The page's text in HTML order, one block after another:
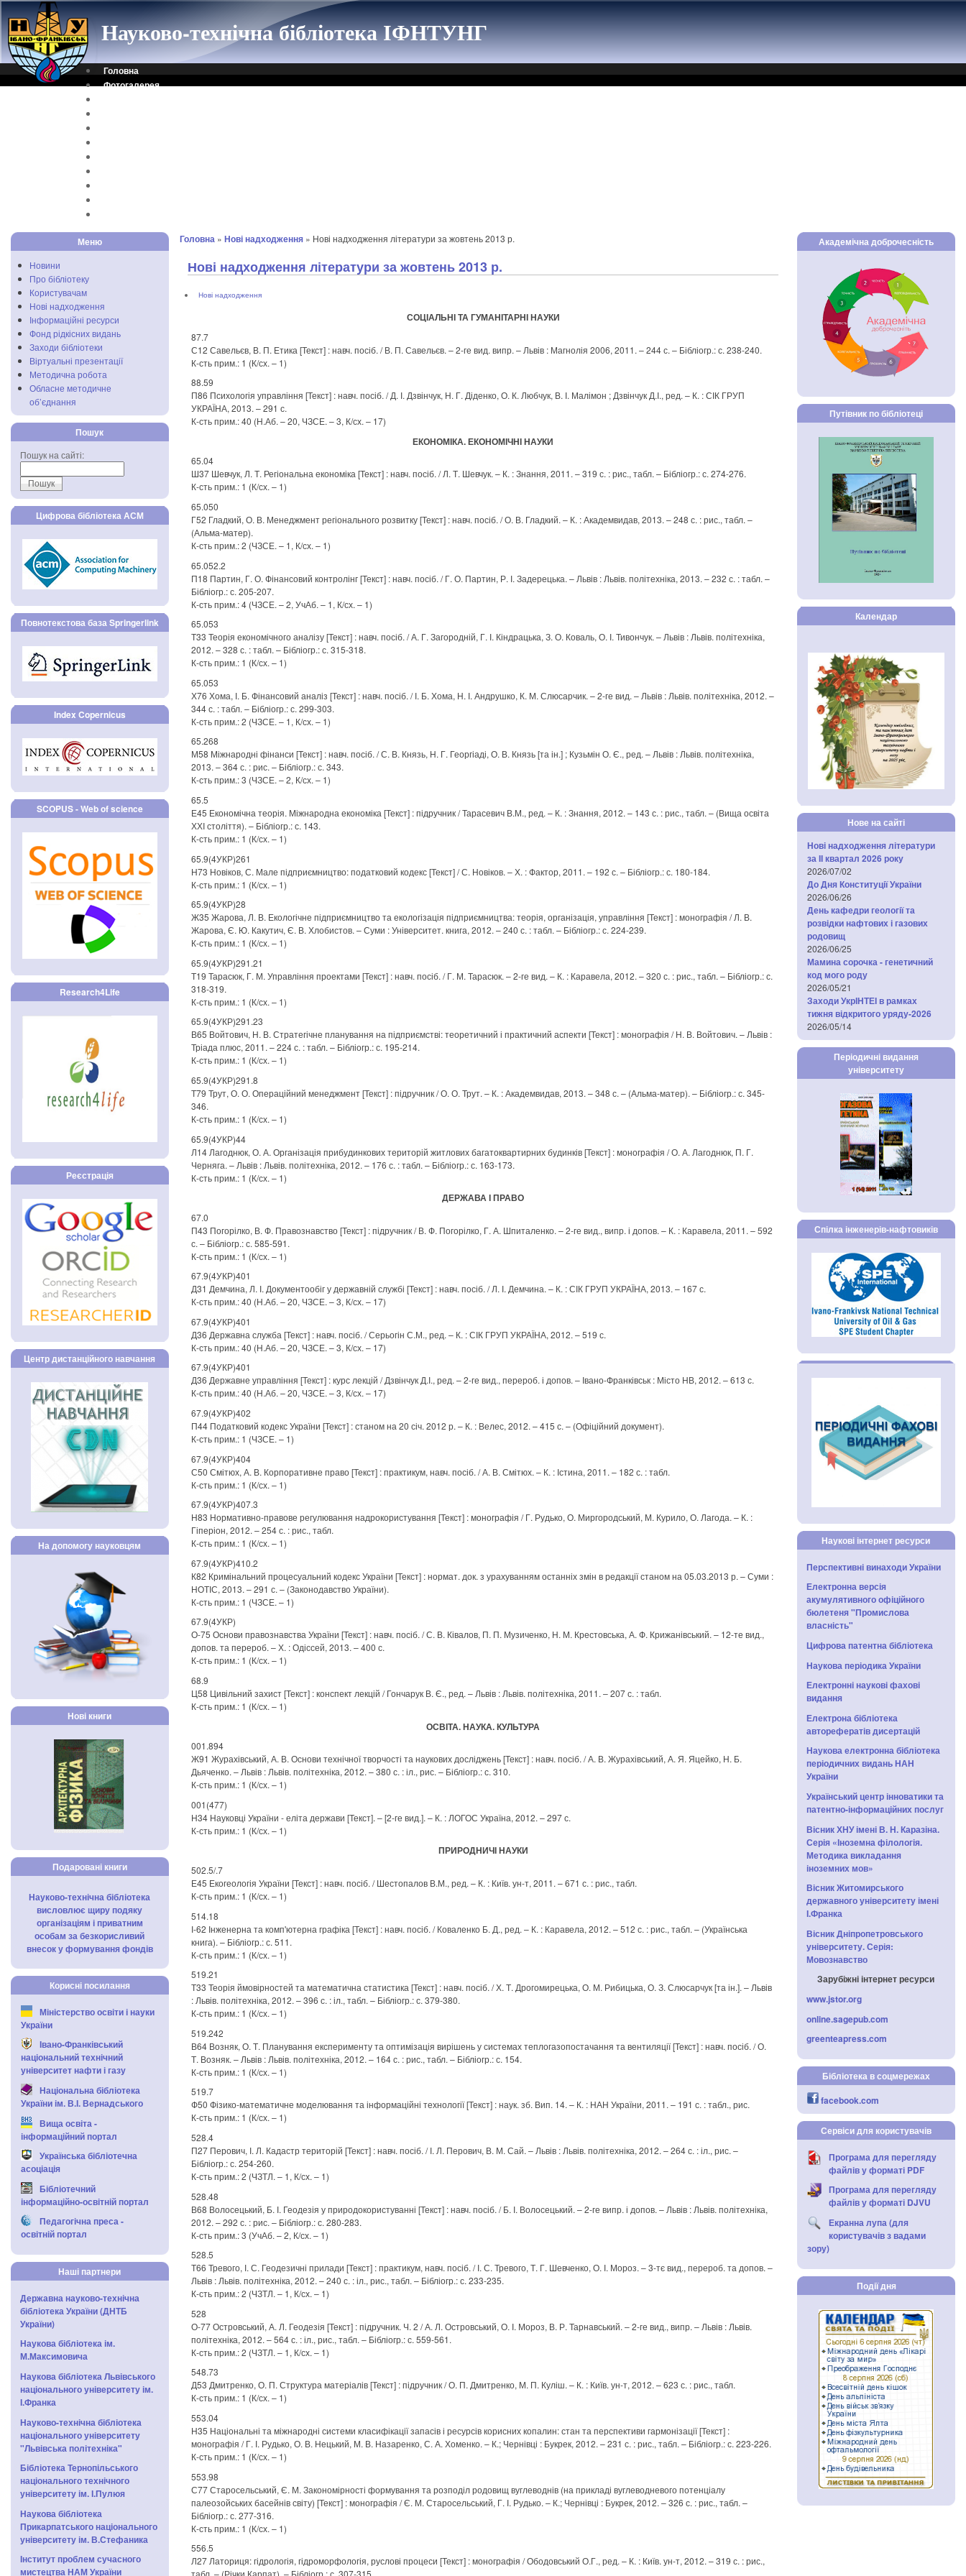
Науково-технічна бібліотека ІФНТУНГ
Головна
Фотогалерея
Меню
Новини
Про бібліотеку
Користувачам
Нові надходження
Інформаційні ресурси
Фонд рідкісних видань
Заходи бібліотеки
Віртуальні презентації
Методична робота
Обласне методичне
об’єднання
Пошук
Пошук на сайті:
Цифрова бібліотека АСМ
Повнотекстова база Springerlink
Index Copernicus
SCOPUS - Web of science
Research4Life
Реєстрація
Центр дистанційного навчання
На допомогу науковцям
Нові книги
Подаровані книги
Науково-технічна бібліотека
висловлює щиру подяку
організаціям і приватним
особам за безкорисливий
внесок у формування фондів
Корисні посилання
Міністерство освіти і науки
України
Івано-Франківський
національний технічний
університет нафти і газу
Національна бібліотека
України ім. В.І. Вернадського
Вища освіта -
інформаційний портал
Українська бібліотечна
асоціація
Бібліотечний
інформаційно-освітній портал
Педагогічна преса -
освітній портал
Наші партнери
Державна науково-технічна
бібліотека України (ДНТБ
України)
Наукова бібліотека ім.
М.Максимовича
Наукова бібліотека Львівського
національного університету ім.
І.Франка
Науково-технічна бібліотека
національного університету
"Львівська політехніка"
Бібліотека Тернопільського
національного технічного
університету ім. І.Пулюя
Наукова бібліотека
Прикарпатського національного
університету ім. В.Стефаника
Інститут проблем сучасного
мистецтва НАМ України
Головна » Нові надходження » Нові надходження літератури за жовтень 2013 р.
Нові надходження літератури за жовтень 2013 р.
Нові надходження
СОЦІАЛЬНІ ТА ГУМАНІТАРНІ НАУКИ
87.7
С12 Савельєв, В. П. Етика [Текст] : навч. посіб. / В. П. Савельєв. – 2-ге вид. випр. – Львів : Магнолія 2006, 2011. – 244 с. – Бібліогр.: с. 238-240.
К-сть прим.: 1 (К/сх. – 1)
88.59
П86 Психологія управління [Текст] : навч. посіб. / Д. І. Дзвінчук, Н. Г. Діденко, О. К. Любчук, В. І. Малімон ; Дзвінчук Д.І., ред. – К. : СІК ГРУП
УКРАЇНА, 2013. – 291 с.
К-сть прим.: 40 (Н.Аб. – 20, ЧЗСЕ. – 3, К/сх. – 17)
ЕКОНОМІКА. ЕКОНОМІЧНІ НАУКИ
65.04
Ш37 Шевчук, Л. Т. Регіональна економіка [Текст] : навч. посіб. / Л. Т. Шевчук. – К. : Знання, 2011. – 319 с. : рис., табл. – Бібліогр.: с. 274-276.
К-сть прим.: 1 (К/сх. – 1)
65.050
Г52 Гладкий, О. В. Менеджмент регіонального розвитку [Текст] : навч. посіб. / О. В. Гладкий. – К. : Академвидав, 2013. – 248 с. : рис., табл. –
(Альма-матер).
К-сть прим.: 2 (ЧЗСЕ. – 1, К/сх. – 1)
65.052.2
П18 Партин, Г. О. Фінансовий контролінг [Текст] : навч. посіб. / Г. О. Партин, Р. І. Задерецька. – Львів : Львів. політехніка, 2013. – 232 с. : табл. –
Бібліогр.: с. 205-207.
К-сть прим.: 4 (ЧЗСЕ. – 2, УчАб. – 1, К/сх. – 1)
65.053
Т33 Теорія економічного аналізу [Текст] : навч. посіб. / А. Г. Загородній, Г. І. Кіндрацька, З. О. Коваль, О. І. Тивончук. – Львів : Львів. політехніка,
2012. – 328 с. : табл. – Бібліогр.: с. 315-318.
К-сть прим.: 1 (К/сх. – 1)
65.053
Х76 Хома, І. Б. Фінансовий аналіз [Текст] : навч. посіб. / І. Б. Хома, Н. І. Андрушко, К. М. Слюсарчик. – 2-ге вид. – Львів : Львів. політехніка, 2012. –
344 с. : табл. – Бібліогр.: с. 299-303.
К-сть прим.: 2 (ЧЗСЕ. – 1, К/сх. – 1)
65.268
М58 Міжнародні фінанси [Текст] : навч. посіб. / С. В. Князь, Н. Г. Георгіаді, О. В. Князь [та ін.] ; Кузьмін О. Є., ред. – Львів : Львів. політехніка,
2013. – 364 с. : рис. – Бібліогр.: с. 343.
К-сть прим.: 3 (ЧЗСЕ. – 2, К/сх. – 1)
65.5
Е45 Економічна теорія. Міжнародна економіка [Текст] : підручник / Тарасевич В.М., ред. – К. : Знання, 2012. – 143 с. : рис., табл. – (Вища освіта
ХХI століття). – Бібліогр.: с. 143.
К-сть прим.: 1 (К/сх. – 1)
65.9(4УКР)261
Н73 Новіков, С. Мале підприємництво: податковий кодекс [Текст] / С. Новіков. – Х. : Фактор, 2011. – 192 с. – Бібліогр.: с. 180-184.
К-сть прим.: 1 (К/сх. – 1)
65.9(4УКР)28
Ж35 Жарова, Л. В. Екологічне підприємництво та екологізація підприємництва: теорія, організація, управління [Текст] : монографія / Л. В.
Жарова, Є. Ю. Какутич, Є. В. Хлобистов. – Суми : Університет. книга, 2012. – 240 с. : табл. – Бібліогр.: с. 224-239.
К-сть прим.: 1 (К/сх. – 1)
65.9(4УКР)291.21
Т19 Тарасюк, Г. М. Управління проектами [Текст] : навч. посіб. / Г. М. Тарасюк. – 2-ге вид. – К. : Каравела, 2012. – 320 с. : рис., табл. – Бібліогр.: с.
318-319.
К-сть прим.: 1 (К/сх. – 1)
65.9(4УКР)291.23
В65 Войтович, Н. В. Стратегічне планування на підприємстві: теоретичний і практичний аспекти [Текст] : монографія / Н. В. Войтович. – Львів :
Тріада плюс, 2011. – 224 с. : табл. – Бібліогр.: с. 195-214.
К-сть прим.: 1 (К/сх. – 1)
65.9(4УКР)291.8
Т79 Трут, О. О. Операційний менеджмент [Текст] : підручник / О. О. Трут. – К. : Академвидав, 2013. – 348 с. – (Альма-матер). – Бібліогр.: с. 345-
346.
К-сть прим.: 1 (К/сх. – 1)
65.9(4УКР)44
Л14 Лагоднюк, О. А. Організація прибудинкових територій житлових багатоквартирних будинків [Текст] : монографія / О. А. Лагоднюк, П. Г.
Черняга. – Львів : Львів. політехніка, 2012. – 176 с. : табл. – Бібліогр.: с. 163-173.
К-сть прим.: 1 (К/сх. – 1)
ДЕРЖАВА І ПРАВО
67.0
П43 Погорілко, В. Ф. Правознавство [Текст] : підручник / В. Ф. Погорілко, Г. А. Шпиталенко. – 2-ге вид., випр. і допов. – К. : Каравела, 2011. – 592
с. – Бібліогр.: с. 585-591.
К-сть прим.: 1 (К/сх. – 1)
67.9(4УКР)401
Д31 Демчина, Л. І. Документообіг у державній службі [Текст] : навч. посіб. / Л. І. Демчина. – К. : СІК ГРУП УКРАЇНА, 2013. – 167 с.
К-сть прим.: 40 (Н.Аб. – 20, ЧЗСЕ. – 3, К/сх. – 17)
67.9(4УКР)401
Д36 Державна служба [Текст] : навч. посіб. / Серьогін С.М., ред. – К. : СІК ГРУП УКРАЇНА, 2012. – 519 с.
К-сть прим.: 40 (Н.Аб. – 20, ЧЗСЕ. – 3, К/сх. – 17)
67.9(4УКР)401
Д36 Державне управління [Текст] : курс лекцій / Дзвінчук Д.І., ред. – 2-ге вид., перероб. і допов. – Івано-Франківськ : Місто НВ, 2012. – 613 с.
К-сть прим.: 40 (Н.Аб. – 20, ЧЗСЕ. – 3, К/сх. – 17)
67.9(4УКР)402
П44 Податковий кодекс України [Текст] : станом на 20 січ. 2012 р. – К. : Велес, 2012. – 415 с. – (Офіційний документ).
К-сть прим.: 1 (ЧЗСЕ. – 1)
67.9(4УКР)404
С50 Смітюх, А. В. Корпоративне право [Текст] : практикум, навч. посіб. / А. В. Смітюх. – К. : Істина, 2011. – 182 с. : табл.
К-сть прим.: 1 (К/сх. – 1)
67.9(4УКР)407.3
Н83 Нормативно-правове регулювання надрокористування [Текст] : монографія / Г. Рудько, О. Миргородський, М. Курило, О. Лагода. – К. :
Гіперіон, 2012. – 254 с. : рис., табл.
К-сть прим.: 1 (К/сх. – 1)
67.9(4УКР)410.2
К82 Кримінальний процесуальний кодекс України [Текст] : нормат. док. з урахуванням останніх змін в редакції станом на 05.03.2013 р. – Суми :
НОТІС, 2013. – 291 с. – (Законодавство України).
К-сть прим.: 1 (ЧЗСЕ. – 1)
67.9(4УКР)
О-75 Основи правознавства України [Текст] : навч. посіб. / С. В. Ківалов, П. П. Музиченко, Н. М. Крестовська, А. Ф. Крижанівський. – 12-те вид.,
допов. та перероб. – Х. : Одіссей, 2013. – 400 с.
К-сть прим.: 1 (К/сх. – 1)
68.9
Ц58 Цивільний захист [Текст] : конспект лекцій / Гончарук В. Є., ред. – Львів : Львів. політехніка, 2011. – 207 с. : табл.
К-сть прим.: 1 (К/сх. – 1)
ОСВІТА. НАУКА. КУЛЬТУРА
001.894
Ж91 Журахівський, А. В. Основи технічної творчості та наукових досліджень [Текст] : навч. посіб. / А. В. Журахівський, А. Я. Яцейко, Н. Б.
Дьяченко. – Львів : Львів. політехніка, 2012. – 380 с. : іл., рис. – Бібліогр.: с. 310.
К-сть прим.: 1 (К/сх. – 1)
001(477)
Н34 Науковці України - еліта держави [Текст]. – [2-ге вид.]. – К. : ЛОГОС Україна, 2012. – 297 с.
К-сть прим.: 1 (К/сх. – 1)
ПРИРОДНИЧІ НАУКИ
502.5/.7
Е45 Екогеологія України [Текст] : навч. посіб. / Шестопалов В.М., ред. – К. : Київ. ун-т, 2011. – 671 с. : рис., табл.
К-сть прим.: 1 (К/сх. – 1)
514.18
І-62 Інженерна та комп'ютерна графіка [Текст] : навч. посіб. / Коваленко Б. Д., ред. – К. : Каравела, 2012. – 512 с. : рис., табл. – (Українська
книга). – Бібліогр.: с. 511.
К-сть прим.: 1 (К/сх. – 1)
519.21
Т33 Теорія ймовірностей та математична статистика [Текст] : навч. посіб. / Х. Т. Дрогомирецька, О. М. Рибицька, О. З. Слюсарчук [та ін.]. – Львів
: Львів. політехніка, 2012. – 396 с. : іл., табл. – Бібліогр.: с. 379-380.
К-сть прим.: 1 (К/сх. – 1)
519.242
В64 Возняк, О. Т. Планування експерименту та оптимізація вирішень у системах теплогазопостачання та вентиляції [Текст] : навч. посіб. / О.
Т. Возняк. – Львів : Львів. політехніка, 2012. – 164 с. : рис., табл. – Бібліогр.: с. 154.
К-сть прим.: 1 (К/сх. – 1)
519.7
Ф50 Фізико-математичне моделювання та інформаційні технології [Текст] : наук. зб. Вип. 14. – К. : НАН України, 2011. – 191 с. : табл., рис.
К-сть прим.: 1 (К/сх. – 1)
528.4
П27 Перович, І. Л. Кадастр територій [Текст] : навч. посіб. / І. Л. Перович, В. М. Сай. – Львів : Львів. політехніка, 2012. – 264 с. : іл., рис. –
Бібліогр.: с. 254-260.
К-сть прим.: 2 (ЧЗТЛ. – 1, К/сх. – 1)
528.48
В68 Волосецький, Б. І. Геодезія у природокористуванні [Текст] : навч. посіб. / Б. І. Волосецький. – 2-ге випр. і допов. – Львів : Львів. політехніка,
2012. – 292 с. : рис. – Бібліогр.: с. 280-283.
К-сть прим.: 3 (УчАб. – 2, К/сх. – 1)
528.5
Т66 Тревого, І. С. Геодезичні прилади [Текст] : практикум, навч. посіб. / І. С. Тревого, Т. Г. Шевченко, О. І. Мороз. – 3-тє вид., перероб. та допов. –
Львів : Львів. політехніка, 2012. – 240 с. : іл., рис., табл. – Бібліогр.: с. 233-235.
К-сть прим.: 2 (ЧЗТЛ. – 1, К/сх. – 1)
528
О-77 Островський, А. Л. Геодезія [Текст] : підручник. Ч. 2 / А. Л. Островський, О. І. Мороз, В. Р. Тарнавський. – 2-ге вид., випр. – Львів : Львів.
політехніка, 2012. – 564 с. : іл., рис., табл. – Бібліогр.: с. 559-561.
К-сть прим.: 2 (ЧЗТЛ. – 1, К/сх. – 1)
548.73
Д53 Дмитренко, О. П. Структура матеріалів [Текст] : підручник / О. П. Дмитренко, М. П. Куліш. – К. : Київ. ун-т, 2012. – 623 с. : рис., табл.
К-сть прим.: 1 (К/сх. – 1)
553.04
Н35 Національні та міжнародні системи класифікації запасів і ресурсів корисних копалин: стан та перспективи гармонізації [Текст] :
монографія / Г. І. Рудько, О. В. Нецький, М. В. Назаренко, С. А. Хоменко. – К.; Чернівці : Букрек, 2012. – 231 с. : рис., табл. – Бібліогр.: с. 223-226.
К-сть прим.: 1 (К/сх. – 1)
553.98
С77 Старосельський, Є. М. Закономірності формування та розподіл родовищ вуглеводнів (на прикладі вуглеводневого потенціалу
палеозойських басейнів світу) [Текст] : монографія / Є. М. Старосельський, Г. І. Рудько. – К.; Чернівці : Букрек, 2012. – 326 с. : рис., табл. –
Бібліогр.: с. 277-316.
К-сть прим.: 1 (К/сх. – 1)
556.5
Л27 Латориця: гідрологія, гідроморфологія, руслові процеси [Текст] : монографія / Ободовський О.Г., ред. – К. : Київ. ун-т, 2012. – 319 с. : рис.,
Академічна доброчесність
Путівник по бібліотеці
Календар
Нове на сайті
Нові надходження літератури
за IІ квартал 2026 року
2026/07/02
До Дня Конституції України
2026/06/26
День кафедри геології та
розвідки нафтових і газових
родовищ
2026/06/25
Мамина сорочка - генетичний
код мого роду
2026/05/21
Заходи УкрІНТЕІ в рамках
тижня відкритого уряду-2026
2026/05/14
Періодичні видання
університету
Спілка інженерів-нафтовиків
Наукові інтернет ресурси
Перспективні винаходи України
Електронна версія
акумулятивного офіційного
бюлетеня "Промислова
власність"
Цифрова патентна бібліотека
Наукова періодика України
Електронні наукові фахові
видання
Електрона бібліотека
авторефератів дисертацій
Наукова електронна бібліотека
періодичних видань НАН
України
Український центр інноватики та
патентно-інформаційних послуг
Вісник ХНУ імені В. Н. Каразіна.
Серія «Іноземна філологія.
Методика викладання
іноземних мов»
Вісник Житомирського
державного університету імені
І.Франка
Вісник Дніпропетровського
університету. Серія:
Мовознавство
Зарубіжні інтернет ресурси
www.jstor.org
online.sagepub.com
greenteapress.com
Бібліотека в соцмережах
facebook.com
Сервіси для користувачів
Програма для перегляду
файлів у форматі PDF
Програма для перегляду
файлів у форматі DJVU
Екранна лупа (для
користувачів з вадами
зору)
Події дня